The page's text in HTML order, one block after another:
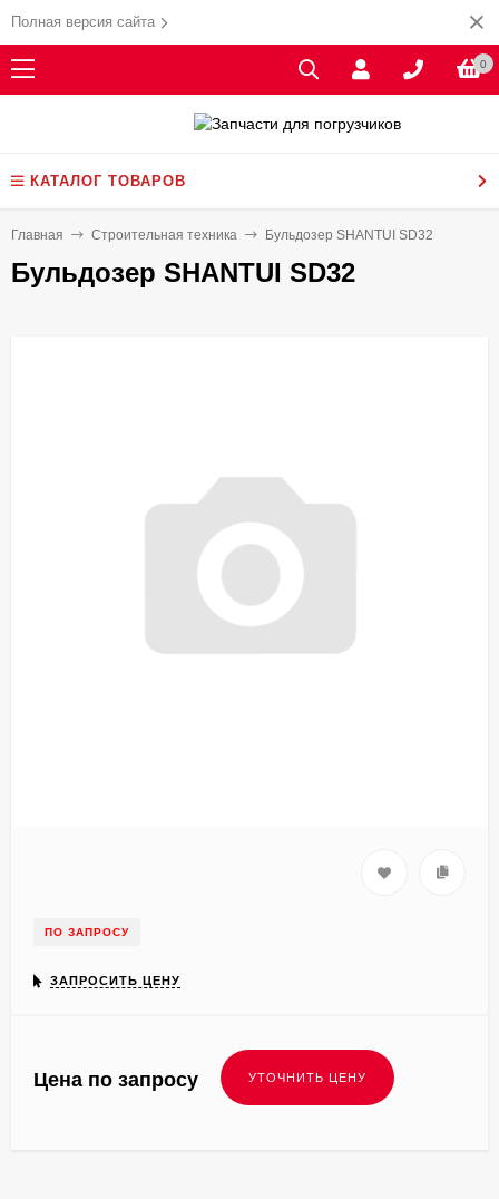
Полная версия сайта
0
КАТАЛОГ ТОВАРОВ
Главная Строительная техника Бульдозер SHANTUI SD32
Бульдозер SHANTUI SD32
ПО ЗАПРОСУ
ЗАПРОСИТЬ ЦЕНУ
Цена по запросу